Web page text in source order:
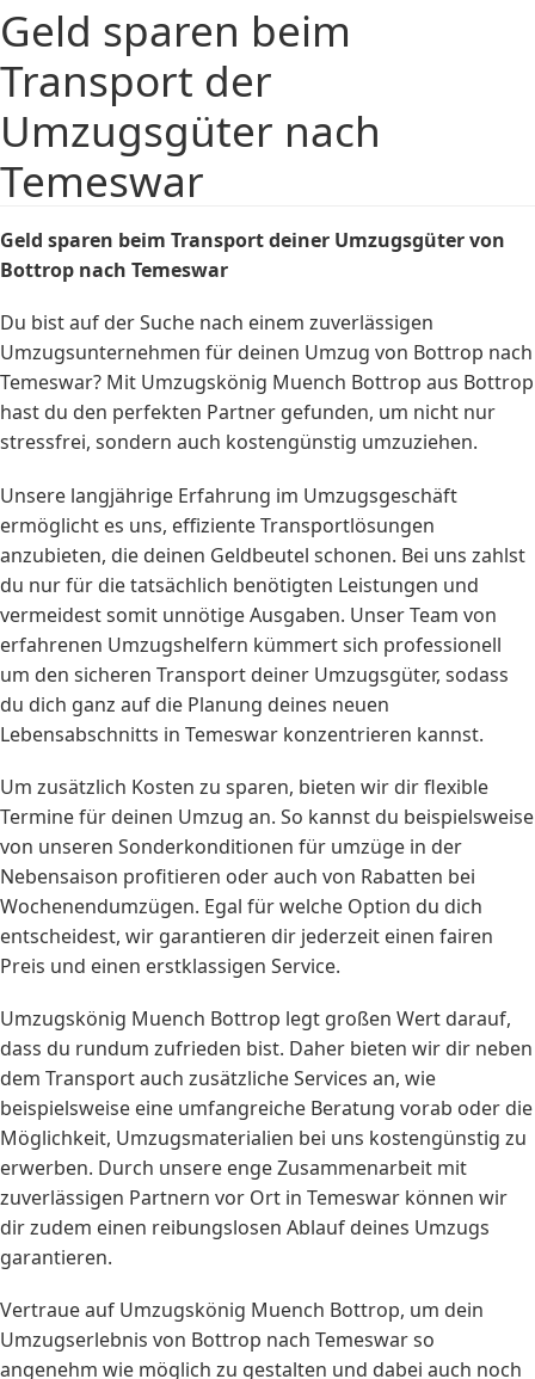
Geld sparen beim
Transport der
Umzugsgüter nach
Temeswar
Geld sparen beim Transport deiner Umzugsgüter von
Bottrop nach Temeswar
Du bist auf der Suche nach einem zuverlässigen
Umzugsunternehmen für deinen Umzug von Bottrop nach
Temeswar? Mit Umzugskönig Muench Bottrop aus Bottrop
hast du den perfekten Partner gefunden, um nicht nur
stressfrei, sondern auch kostengünstig umzuziehen.
Unsere langjährige Erfahrung im Umzugsgeschäft
ermöglicht es uns, effiziente Transportlösungen
anzubieten, die deinen Geldbeutel schonen. Bei uns zahlst
du nur für die tatsächlich benötigten Leistungen und
vermeidest somit unnötige Ausgaben. Unser Team von
erfahrenen Umzugshelfern kümmert sich professionell
um den sicheren Transport deiner Umzugsgüter, sodass
du dich ganz auf die Planung deines neuen
Lebensabschnitts in Temeswar konzentrieren kannst.
Um zusätzlich Kosten zu sparen, bieten wir dir flexible
Termine für deinen Umzug an. So kannst du beispielsweise
von unseren Sonderkonditionen für umzüge in der
Nebensaison profitieren oder auch von Rabatten bei
Wochenendumzügen. Egal für welche Option du dich
entscheidest, wir garantieren dir jederzeit einen fairen
Preis und einen erstklassigen Service.
Umzugskönig Muench Bottrop legt großen Wert darauf,
dass du rundum zufrieden bist. Daher bieten wir dir neben
dem Transport auch zusätzliche Services an, wie
beispielsweise eine umfangreiche Beratung vorab oder die
Möglichkeit, Umzugsmaterialien bei uns kostengünstig zu
erwerben. Durch unsere enge Zusammenarbeit mit
zuverlässigen Partnern vor Ort in Temeswar können wir
dir zudem einen reibungslosen Ablauf deines Umzugs
garantieren.
Vertraue auf Umzugskönig Muench Bottrop, um dein
Umzugserlebnis von Bottrop nach Temeswar so
angenehm wie möglich zu gestalten und dabei auch noch